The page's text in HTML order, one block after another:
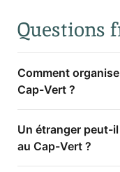
Questions
Comment
Cap-Vert ?
Un étranger peut-
au Cap-Vert ?